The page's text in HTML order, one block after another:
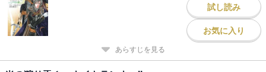
試し読み
お気に入り
あらすじを見る